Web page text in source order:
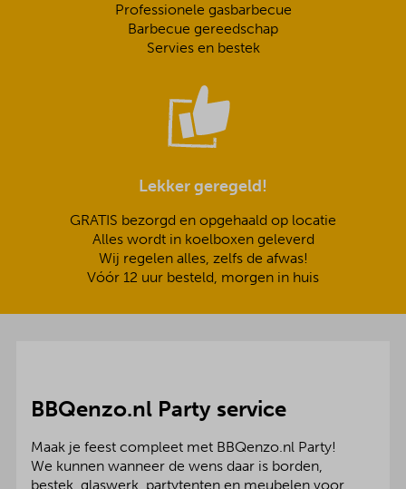
Professionele gasbarbecue
Barbecue gereedschap
Servies en bestek
Lekker geregeld!
GRATIS bezorgd en opgehaald op locatie
Alles wordt in koelboxen geleverd
Wij regelen alles, zelfs de afwas!
Vóór 12 uur besteld, morgen in huis
BBQenzo.nl Party service
Maak je feest compleet met BBQenzo.nl Party!
We kunnen wanneer de wens daar is borden,
bestek, glaswerk, partytenten en meubelen voor